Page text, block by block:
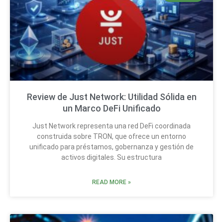
Review de Just Network: Utilidad Sólida en
un Marco DeFi Unificado
Just Network representa una red DeFi coordinada
construida sobre TRON, que ofrece un entorno
unificado para préstamos, gobernanza y gestión de
activos digitales. Su estructura
READ MORE »